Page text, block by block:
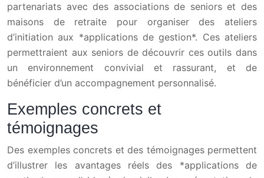
partenariats avec des associations de seniors et des
maisons de retraite pour organiser des ateliers
d’initiation aux *applications de gestion*. Ces ateliers
permettraient aux seniors de découvrir ces outils dans
un environnement convivial et rassurant, et de
bénéficier d’un accompagnement personnalisé.
Exemples concrets et
témoignages
Des exemples concrets et des témoignages permettent
d’illustrer les avantages réels des *applications de